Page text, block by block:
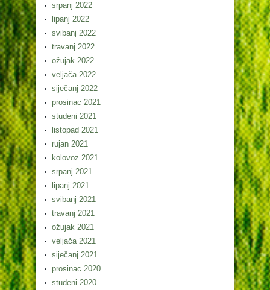
srpanj 2022
lipanj 2022
svibanj 2022
travanj 2022
ožujak 2022
veljača 2022
siječanj 2022
prosinac 2021
studeni 2021
listopad 2021
rujan 2021
kolovoz 2021
srpanj 2021
lipanj 2021
svibanj 2021
travanj 2021
ožujak 2021
veljača 2021
siječanj 2021
prosinac 2020
studeni 2020